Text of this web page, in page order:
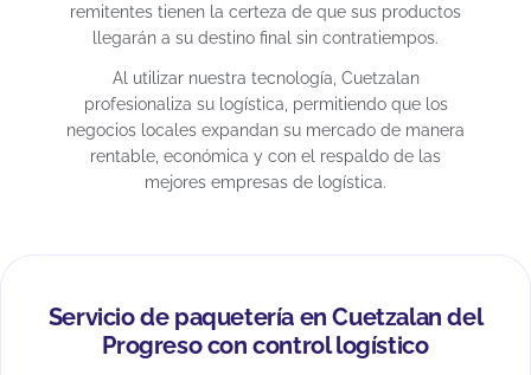
remitentes tienen la certeza de que sus productos
llegarán a su destino final sin contratiempos.
Al utilizar nuestra tecnología, Cuetzalan
profesionaliza su logística, permitiendo que los
negocios locales expandan su mercado de manera
rentable, económica y con el respaldo de las
mejores empresas de logística.
Servicio de paquetería en Cuetzalan del
Progreso con control logístico